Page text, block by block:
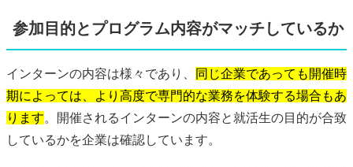
参加目的とプログラム内容がマッチしているか
インターンの内容は様々であり、
同じ企業であっても開催時
期によっては、より高度で専門的な業務を体験する場合もあ
ります。開催されるインターンの内容と就活生の目的が合致
しているかを企業は確認しています。